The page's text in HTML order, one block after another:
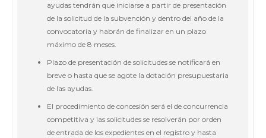
ayudas tendrán que iniciarse a partir de presentación
de la solicitud de la subvención y dentro del año de la
convocatoria y habrán de finalizar en un plazo
máximo de 8 meses.
Plazo de presentación de solicitudes se notificará en
breve o hasta que se agote la dotación presupuestaria
de las ayudas.
El procedimiento de concesión será el de concurrencia
competitiva y las solicitudes se resolverán por orden
de entrada de los expedientes en el registro y hasta